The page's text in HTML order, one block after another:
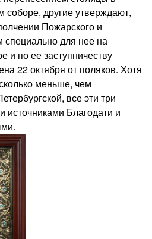
соборе, другие утверждают,
Пожарского и
специально для нее на
и по ее заступничеству
22 октября от поляков. Хотя
меньше, чем
все эти три
источниками Благодати и